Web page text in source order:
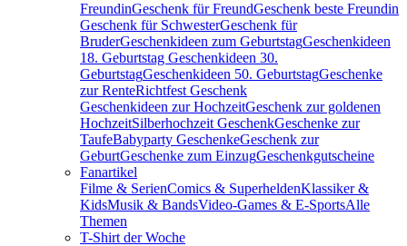
FreundinGeschenk für FreundGeschenk beste Freundin
Geschenk für SchwesterGeschenk für
BruderGeschenkideen zum GeburtstagGeschenkideen
18. Geburtstag Geschenkideen 30.
GeburtstagGeschenkideen 50. GeburtstagGeschenke
zur RenteRichtfest Geschenk
Geschenkideen zur HochzeitGeschenk zur goldenen
HochzeitSilberhochzeit GeschenkGeschenke zur
TaufeBabyparty GeschenkeGeschenk zur
GeburtGeschenke zum EinzugGeschenkgutscheine
Fanartikel
Filme & SerienComics & SuperheldenKlassiker &
KidsMusik & BandsVideo-Games & E-SportsAlle
Themen
T-Shirt der Woche